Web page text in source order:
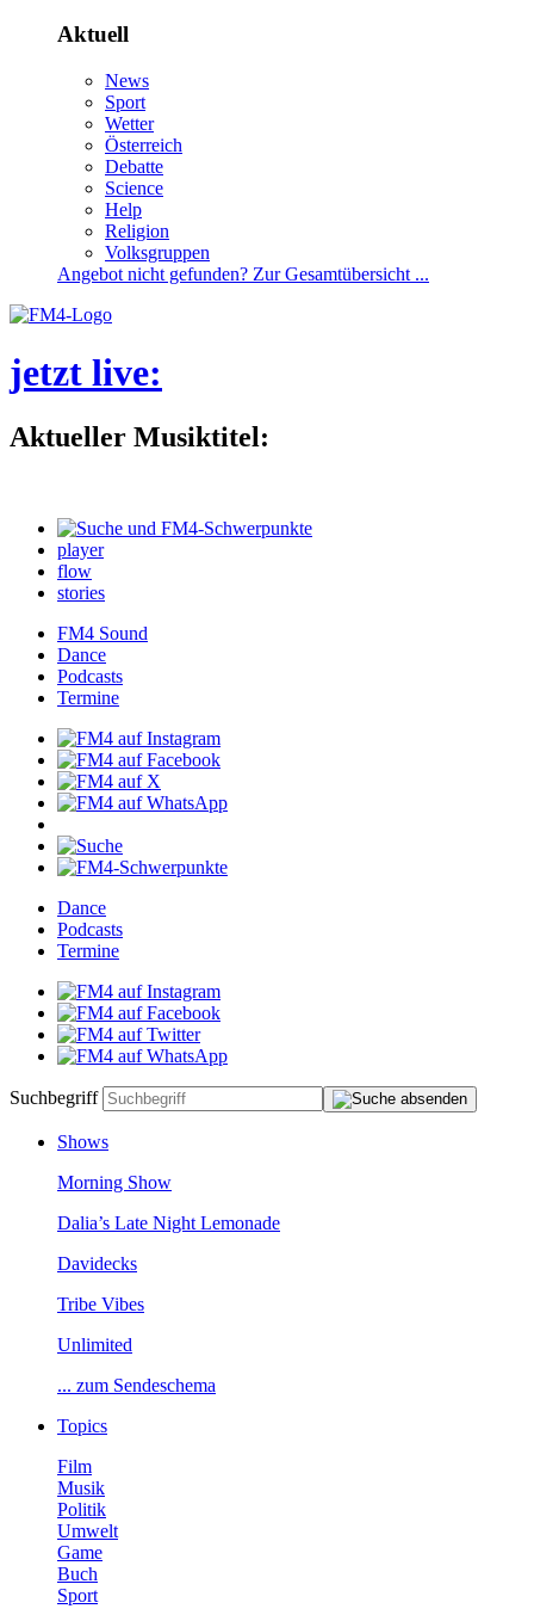
Aktuell
News
Sport
Wetter
Österreich
Debatte
Science
Help
Religion
Volksgruppen
Angebotnichtgefunden?ZurGesamtübersicht...
jetztlive:
AktuellerMusiktitel:
player
flow
stories
FM4Sound
Dance
Podcasts
Termine
Dance
Podcasts
Termine
Suchbegriff
Shows
MorningShow
Dalia’sLateNightLemonade
Davidecks
TribeVibes
Unlimited
...zumSendeschema
Topics
Film
Musik
Politik
Umwelt
Game
Buch
Sport